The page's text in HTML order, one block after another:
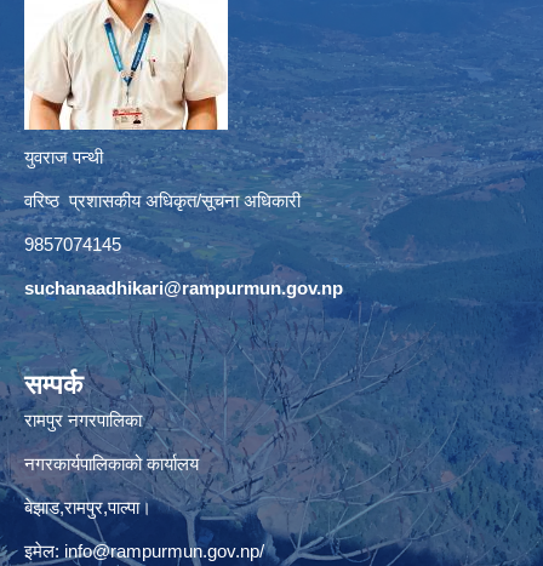
युवराज पन्थी
वरिष्ठ प्रशासकीय अधिकृत/सूचना अधिकारी
9857074145
suchanaadhikari@rampurmun.gov.np
सम्पर्क
रामपुर नगरपालिका
नगरकार्यपालिकाको कार्यालय
बेझाड,रामपुर,पाल्पा।
इमेल: info@rampurmun.gov.np/